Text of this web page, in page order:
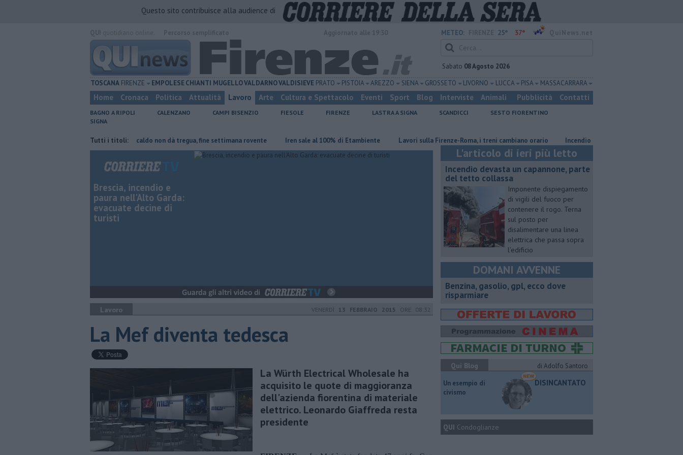
Questo sito contribuisce alla audience di
METEO: 25° 37°
Sabato 08 Agosto 2026
TOSCANA FIRENZE EMPOLESECHIANTI MUGELLOVALDARNOVALDISIEVE PRATO PISTOIA AREZZO SIENA GROSSETO LIVORNO LUCCA PISA MASSA CARRARA
Home Cronaca Politica Attualità Lavoro Arte Cultura e Spettacolo Eventi Sport Blog Interviste Animali Pubblicità Contatti
BAGNO A RIPOLI CALENZANO CAMPI BISENZIO FIESOLE FIRENZE LASTRA A SIGNA SCANDICCI
SESTO FIORENTINO
SIGNA
Tutti i titoli:
Il grande caldo non dà tregua, fine settimana rovente Iren sale al 100% di Etambiente Lavori sulla Firenze-Roma, i treni cambiano orario Incendio devasta un capannone, parte del
Brescia, incendio e
paura nell'Alto Garda:
evacuate decine di
turisti
Lavoro VENERDÌ 13 FEBBRAIO 2015 ORE 08:32
La Mef diventa tedesca
La Würth Electrical Wholesale ha
acquisito le quote di maggioranza
dell'azienda fiorentina di materiale
elettrico. Leonardo Giaffreda resta
presidente
L'articolo di ieri più letto
Incendio devasta un capannone, parte
del tetto collassa
Imponente dispiegamento
di vigili del fuoco per
contenere il rogo. Terna
sul posto per
disalimentare una linea
elettrica che passa sopra
l’edificio
DOMANI AVVENNE
​Benzina, gasolio, gpl, ecco dove
risparmiare
Qui Blog
di Adolfo Santoro
​Un esempio di
civismo
DISINCANTATO
QUI Condoglianze